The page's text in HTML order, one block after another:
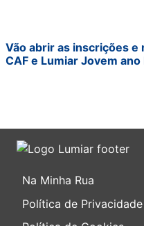
Vão abrir as inscrições e
CAF e Lumiar Jovem
Na Minha Rua
Política de Privacidade